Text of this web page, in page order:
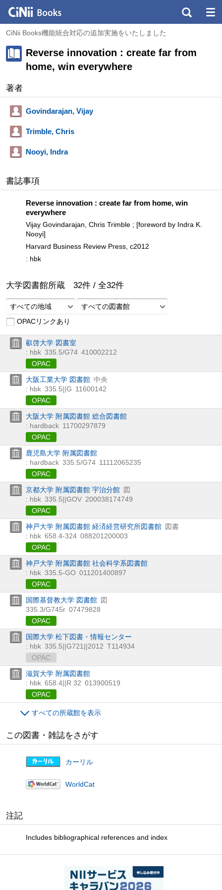
CiNii Books機能統合対応の追加実施をいたしました
Reverse innovation : create far from
home, win everywhere
著者
Govindarajan, Vijay
Trimble, Chris
Nooyi, Indra
書誌事項
Reverse innovation : create far from home, win
everywhere
Vijay Govindarajan, Chris Trimble ; [foreword by Indra K.
Nooyi]
Harvard Business Review Press, c2012
: hbk
大学図書館所蔵 32件 / 全32件
すべての地域
すべての図書館
OPACリンクあり
叡啓大学 図書室
: hbk 335.5/G74 410002212
OPAC
大阪工業大学 図書館 中央
: hbk 335.5||G 11600142
OPAC
大阪大学 附属図書館 総合図書館
: hardback 11700297879
OPAC
鹿児島大学 附属図書館
: hardback 335.5/G74 11112065235
OPAC
京都大学 附属図書館 宇治分館 図
: hbk 335.5||GOV 200038174749
OPAC
神戸大学 附属図書館 経済経営研究所図書館 図書
: hbk 658.4-324 088201200003
OPAC
神戸大学 附属図書館 社会科学系図書館
: hbk 335.5-GO 011201400897
OPAC
国際基督教大学 図書館 図
335.3/G745r 07479828
OPAC
国際大学 松下図書・情報センター
: hbk 335.5||G721||2012 T114934
OPAC
滋賀大学 附属図書館
: hbk 658.4||R 32 013900519
OPAC
すべての所蔵館を表示
この図書・雑誌をさがす
カーリル
WorldCat
注記
Includes bibliographical references and index